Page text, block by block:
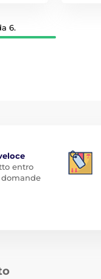
6.
entro
domande